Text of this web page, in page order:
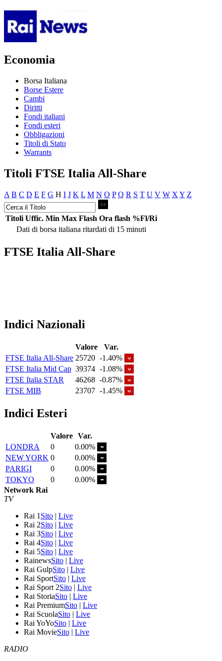
Economia
Borsa Italiana
Borse Estere
Cambi
Diritti
Fondi italiani
Fondi esteri
Obbligazioni
Titoli di Stato
Warrants
Titoli FTSE Italia All-Share
A B C D E F G H I J K L M N O P Q R S T U V W X Y Z
Titoli Uffic. Min Max Flash Ora flash %Fl/Ri
Dati di borsa italiana ritardati di 15 minuti
FTSE Italia All-Share
Indici Nazionali
Valore
Var.
FTSE Italia All-Share 25720 -1.40%
FTSE Italia Mid Cap 39374 -1.08%
FTSE Italia STAR
46268 -0.87%
FTSE MIB
23707 -1.45%
Indici Esteri
Valore Var.
LONDRA
0
0.00%
NEW YORK 0
0.00%
PARIGI
0
0.00%
TOKYO
0
0.00%
Network Rai
TV
Rai 1 Sito | Live
Rai 2Sito | Live
Rai 3Sito | Live
Rai 4Sito | Live
Rai 5Sito | Live
RainewsSito | Live
Rai GulpSito | Live
Rai SportSito | Live
Rai Sport 2Sito | Live
Rai StoriaSito | Live
Rai PremiumSito | Live
Rai ScuolaSito | Live
Rai YoYoSito | Live
Rai MovieSito | Live
RADIO